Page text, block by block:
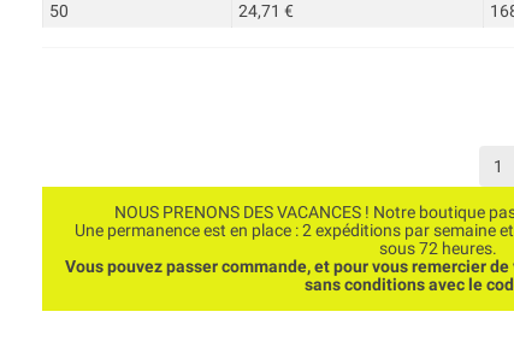
50
24,71 €
NOUS PRENONS DES VACANCES ! Notre boutique
Une permanence est en place : 2 expéditions par semaine
sous 72 heures.
Vous pouvez passer commande, et pour vous remercier
sans conditions avec le